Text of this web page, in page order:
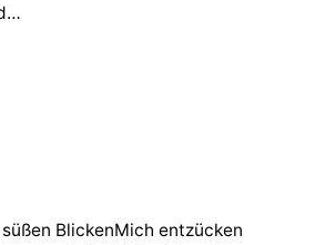
BlickenMich entzücken